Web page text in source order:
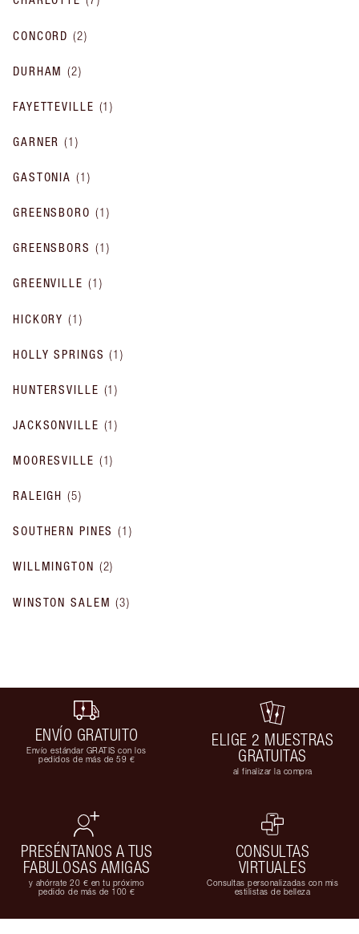
CONCORD (2)
DURHAM (2)
FAYETTEVILLE (1)
GARNER (1)
GASTONIA (1 )
GREENSBORO (1 )
GREENSBORS (1 )
GREENVILLE (1 )
HICKORY (1 )
HOLLY SPRINGS (1)
HUNTERSVILLE (1)
JACKSONVILLE (1)
MOORESVILLE (1)
RALEIGH (5)
SOUTHERN PINES (1)
WILLMINGTON (2)
WINSTON SALEM (3)
ENVÍO GRATUITO
Envío estándar GRATIS con los
pedidos de más de 59 €
ELIGE 2 MUESTRAS
GRATUITAS
al finalizar la compra
PRESÉNTANOS A TUS
FABULOSAS AMIGAS
y ahórrate 20 € en tu próximo
pedido de más de 100 €
CONSULTAS
VIRTUALES
Consultas personalizadas con mis
estilistas de belleza